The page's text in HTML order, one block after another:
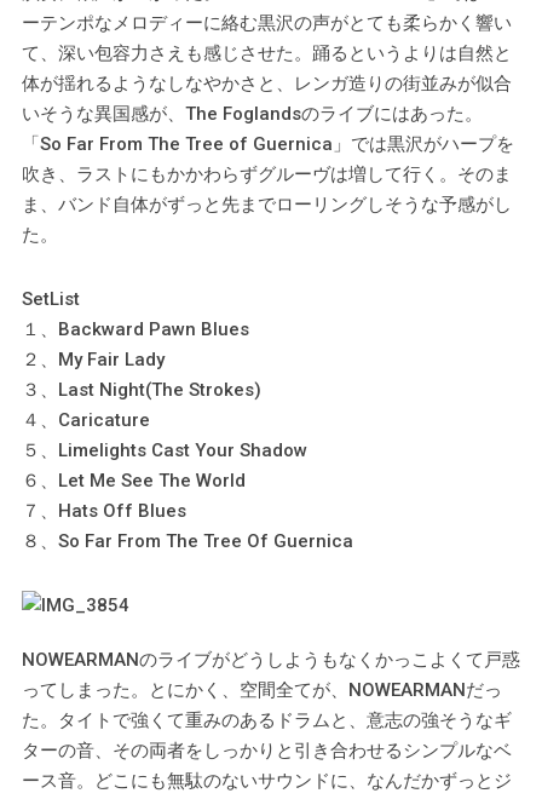
ーテンポなメロディーに絡む黒沢の声がとても柔らかく響い
て、深い包容力さえも感じさせた。踊るというよりは自然と
体が揺れるようなしなやかさと、レンガ造りの街並みが似合
いそうな異国感が、The Foglandsのライブにはあった。
「So Far From The Tree of Guernica」では黒沢がハープを
吹き、ラストにもかかわらずグルーヴは増して行く。そのま
ま、バンド自体がずっと先までローリングしそうな予感がし
た。
SetList
１、Backward Pawn Blues
２、My Fair Lady
３、Last Night(The Strokes)
４、Caricature
５、Limelights Cast Your Shadow
６、Let Me See The World
７、Hats Off Blues
８、So Far From The Tree Of Guernica
NOWEARMANのライブがどうしようもなくかっこよくて戸惑
ってしまった。とにかく、空間全てが、NOWEARMANだっ
た。タイトで強くて重みのあるドラムと、意志の強そうなギ
ターの音、その両者をしっかりと引き合わせるシンプルなベ
ース音。どこにも無駄のないサウンドに、なんだかずっとジ